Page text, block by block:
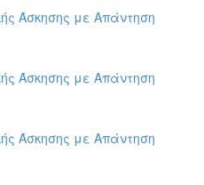
Άσκησης με Απάντηση
Άσκησης με Απάντηση
Άσκησης με Απάντηση